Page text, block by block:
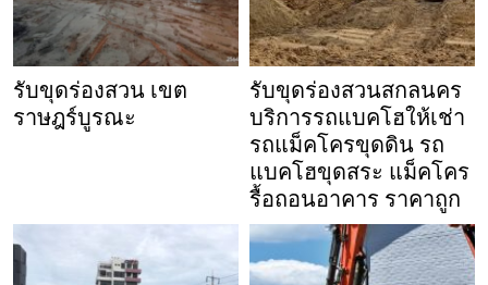
รับขุดร่องสวน เขต
ราษฎร์บูรณะ
รับขุดร่องสวนสกลนคร
บริการรถแบคโฮให้เช่า
รถแม็คโครขุดดิน รถ
แบคโฮขุดสระ แม็คโคร
รื้อถอนอาคาร ราคาถูก